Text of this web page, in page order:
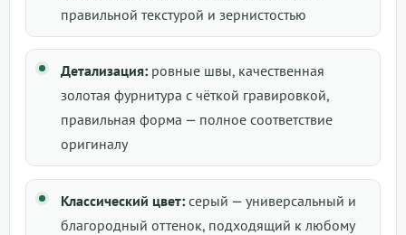
правильной текстурой и зернистостью
Детализация: ровные швы, качественная
золотая фурнитура с чёткой гравировкой,
правильная форма — полное соответствие
оригиналу
Классический цвет: серый — универсальный и
благородный оттенок, подходящий к любому